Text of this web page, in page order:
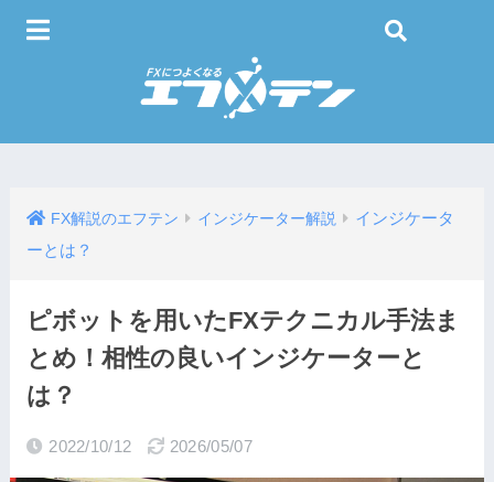
FX解説のエフテン インジケーター解説
インジケータ
ーとは？
ピボットを用いたFXテクニカル手法ま
とめ！相性の良いインジケーターと
は？
2022/10/12 2026/05/07